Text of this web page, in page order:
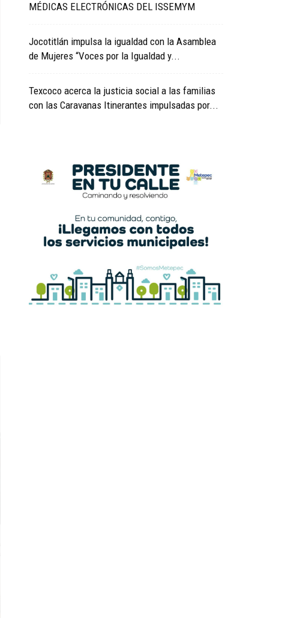
MÉDICAS ELECTRÓNICAS DEL ISSEMYM
Jocotitlán impulsa la igualdad con la Asamblea
de Mujeres “Voces por la Igualdad y...
Texcoco acerca la justicia social a las familias
con las Caravanas Itinerantes impulsadas por...